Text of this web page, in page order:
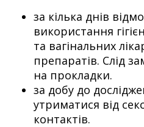
за кілька днів
використання
та вагінальних
препаратів. Слід
на прокладки.
за добу до
утриматися від
контактів.